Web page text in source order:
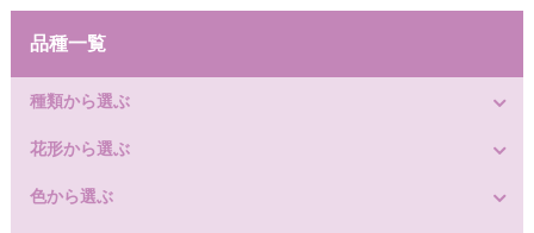
品種一覧
種類から選ぶ
花形から選ぶ
色から選ぶ